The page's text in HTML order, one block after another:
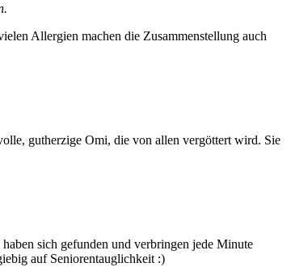
Allergien machen die Zusammenstellung auch
gutherzige Omi, die von allen vergöttert wird. Sie
sich gefunden und verbringen jede Minute
auf Seniorentauglichkeit :)